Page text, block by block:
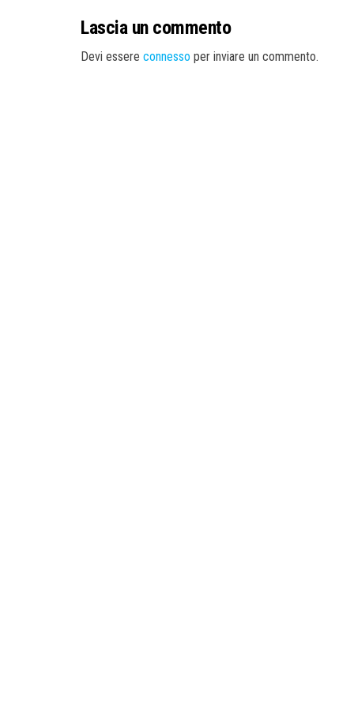
Lascia un commento
Devi essere connesso per inviare un commento.